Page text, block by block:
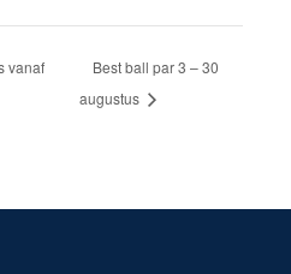
vanaf
Best ball par 3 – 30
augustus